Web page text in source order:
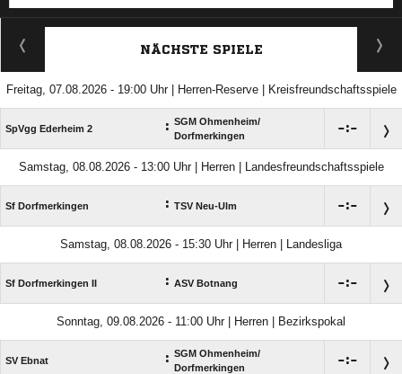
ANZEIGE
NÄCHSTE SPIELE
Freitag, 07.08.2026 - 19:00 Uhr | Herren-Reserve | Kreisfreundschaftsspiele
SpVgg Ederheim 2 : SGM Ohmenheim/​
Dorfmerkingen
:
Samstag, 08.08.2026 - 13:00 Uhr | Herren | Landesfreundschaftsspiele
Sf Dorfmerkingen : TSV Neu-Ulm :
Samstag, 08.08.2026 - 15:30 Uhr | Herren | Landesliga
Sf Dorfmerkingen II : ASV Botnang :
Sonntag, 09.08.2026 - 11:00 Uhr | Herren | Bezirkspokal
SV Ebnat : SGM Ohmenheim/​
Dorfmerkingen
: